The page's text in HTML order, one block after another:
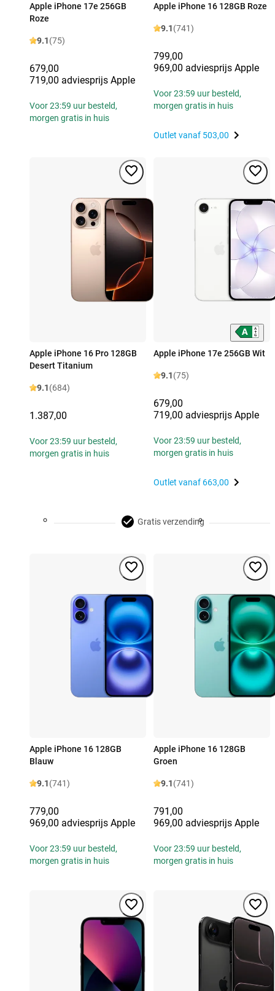
Apple iPhone 17e 256GB
Roze
9.1(75)
679,00
719,00 adviesprijs Apple
Voor 23:59 uur besteld,
morgen gratis in huis
Apple iPhone 16 128GB Roze
9.1(741)
799,00
969,00 adviesprijs Apple
Voor 23:59 uur besteld,
morgen gratis in huis
Outlet vanaf 503,00
Apple iPhone 16 Pro 128GB
Desert Titanium
9.1(684)
1.387,00
Voor 23:59 uur besteld,
morgen gratis in huis
Apple iPhone 17e 256GB Wit
9.1(75)
679,00
719,00 adviesprijs Apple
Voor 23:59 uur besteld,
morgen gratis in huis
Outlet vanaf 663,00
Gratis verzending
Apple iPhone 16 128GB
Blauw
9.1(741)
779,00
969,00 adviesprijs Apple
Voor 23:59 uur besteld,
morgen gratis in huis
Apple iPhone 16 128GB
Groen
9.1(741)
791,00
969,00 adviesprijs Apple
Voor 23:59 uur besteld,
morgen gratis in huis